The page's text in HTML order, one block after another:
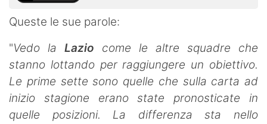
Queste le sue parole:
"Vedo la Lazio come le altre squadre che
stanno lottando per raggiungere un obiettivo.
Le prime sette sono quelle che sulla carta ad
inizio stagione erano state pronosticate in
quelle posizioni. La differenza sta nello